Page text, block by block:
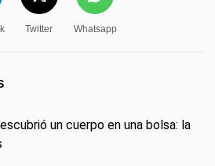
Twitter Whatsapp
un cuerpo en una bolsa: la